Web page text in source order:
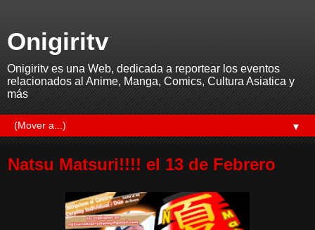
Onigiritv
Onigiritv es una Web, dedicada a reportear los eventos
relacionados al Anime, Manga, Comics, Cultura Asiatica y
más
▼
Natsu Matsuri!!!! el 13 de Febrero